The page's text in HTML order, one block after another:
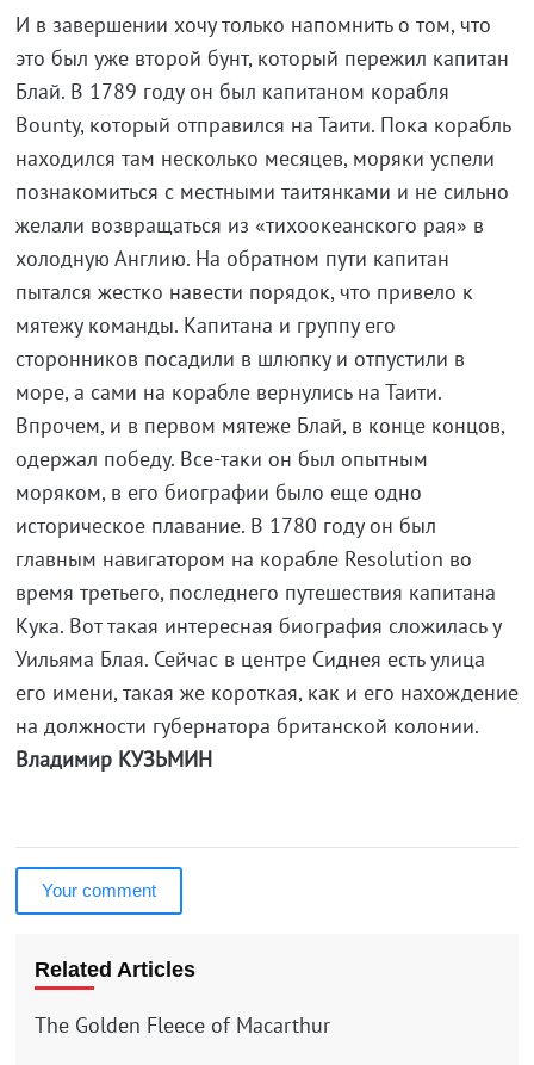
И в завершении хочу только напомнить о том, что
это был уже второй бунт, который пережил капитан
Блай. В 1789 году он был капитаном корабля
Bounty, который отправился на Таити. Пока корабль
находился там несколько месяцев, моряки успели
познакомиться с местными таитянками и не сильно
желали возвращаться из «тихоокеанского рая» в
холодную Англию. На обратном пути капитан
пытался жестко навести порядок, что привело к
мятежу команды. Капитана и группу его
сторонников посадили в шлюпку и отпустили в
море, а сами на корабле вернулись на Таити.
Впрочем, и в первом мятеже Блай, в конце концов,
одержал победу. Все-таки он был опытным
моряком, в его биографии было еще одно
историческое плавание. В 1780 году он был
главным навигатором на корабле Resolution во
время третьего, последнего путешествия капитана
Кука. Вот такая интересная биография сложилась у
Уильяма Блая. Сейчас в центре Сиднея есть улица
его имени, такая же короткая, как и его нахождение
на должности губернатора британской колонии.
Владимир КУЗЬМИН
Your comment
Related Articles
The Golden Fleece of Macarthur